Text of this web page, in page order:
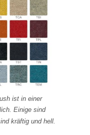
ist in einer
Einige sind
kräftig und hell.